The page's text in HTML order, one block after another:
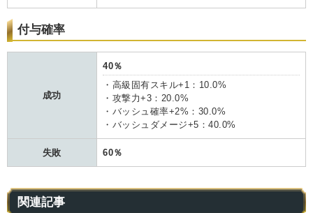
付与確率
成功
40％
・高級固有スキル+1：10.0%
・攻撃力+3：20.0%
・バッシュ確率+2%：30.0%
・バッシュダメージ+5：40.0%
失敗 60％
関連記事